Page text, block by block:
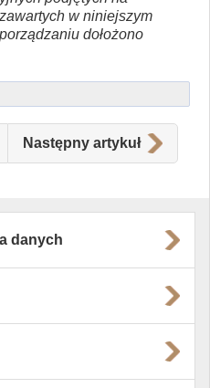
w niniejszym
dołożono
Następny artykuł
danych